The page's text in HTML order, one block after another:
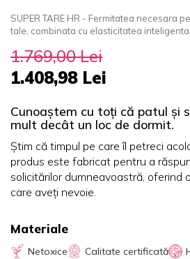
SUPER TARE HR - Fermitatea necesara
tale, combinata cu elasticitatea inteligenta
1.408,98 Lei
1.769,00 Lei
Cunoaștem cu toți că patul și
mult decât un loc de dormit.
Știm că timpul pe care îl petreci
produs este fabricat pentru a
solicitărilor dumneavoastră, oferind
care aveți nevoie.
Materiale
Netoxice Calitate certificată